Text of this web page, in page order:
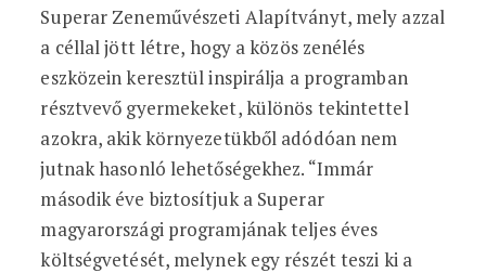
Superar Zeneművészeti Alapítványt, mely azzal
a céllal jött létre, hogy a közös zenélés
eszközein keresztül inspirálja a programban
résztvevő gyermekeket, különös tekintettel
azokra, akik környezetükből adódóan nem
jutnak hasonló lehetőségekhez. “Immár
második éve biztosítjuk a Superar
magyarországi programjának teljes éves
költségvetését, melynek egy részét teszi ki a